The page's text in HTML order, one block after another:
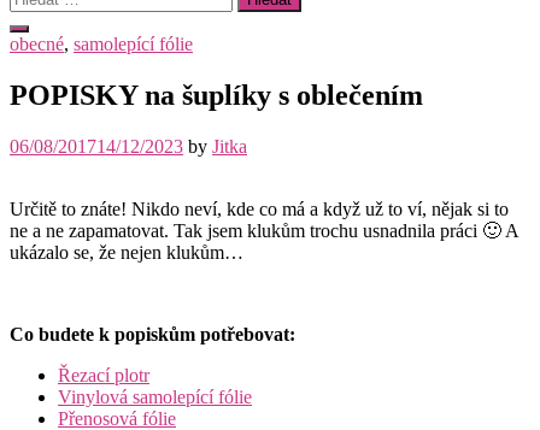
obecné, samolepící fólie
POPISKY na šuplíky s oblečením
06/08/201714/12/2023 by Jitka
Určitě to znáte! Nikdo neví, kde co má a když už to ví, nějak si to
ne a ne zapamatovat. Tak jsem klukům trochu usnadnila práci 🙂 A
ukázalo se, že nejen klukům…
Co budete k popiskům potřebovat:
Řezací plotr
Vinylová samolepící fólie
Přenosová fólie